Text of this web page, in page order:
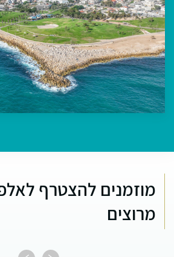
מוזמנים להצטרף
מרוצים